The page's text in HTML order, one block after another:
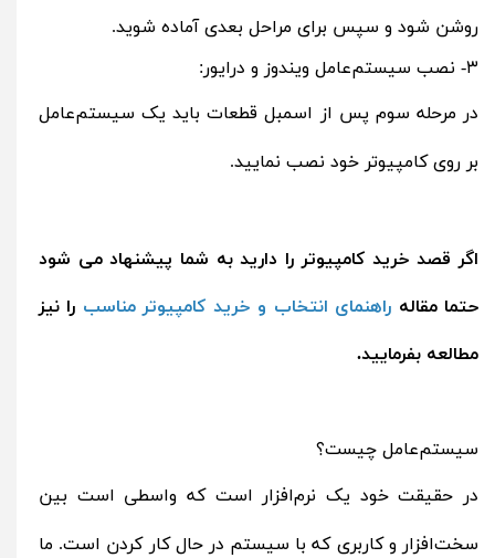
روشن شود و سپس برای مراحل بعدی آماده شوید.
۳- نصب سیستم‌عامل ویندوز و درایور:
در مرحله سوم پس از اسمبل قطعات باید یک سیستم‌عامل
بر روی کامپیوتر خود نصب نمایید.
اگر قصد خرید کامپیوتر را دارید به شما پیشنهاد می شود
حتما مقاله راهنمای انتخاب و خرید کامپیوتر مناسب را نیز
مطالعه بفرمایید.
سیستم‌عامل چیست؟
در حقیقت خود یک نرم‌افزار است که واسطی است بین
سخت‌افزار و کاربری که با سیستم در حال کار کردن است. ما